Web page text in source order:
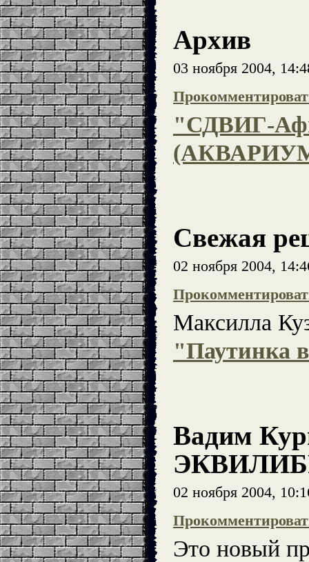
Архив
03 ноября 2004,
"СДВИГ-
Свежая
02 ноября 2004,
Максилла
"Паутинка
Вадим
02 ноября 2004,
Это новый